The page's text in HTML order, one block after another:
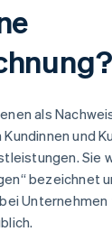
als
und
Sie
bezeichnet
Unternehmen